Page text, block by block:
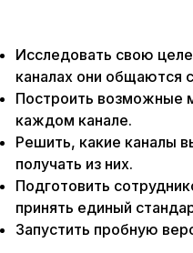
Исследовать свою
каналах они общаются
Построить возможные
каждом канале.
Решить, какие каналы
получать из них.
Подготовить
принять единый
Запустить пробную